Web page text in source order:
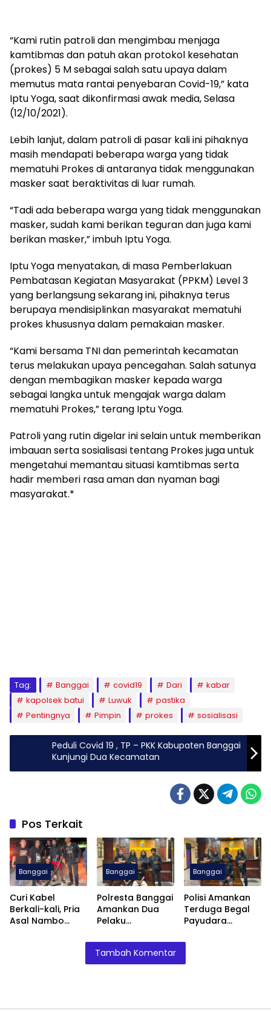
“Kami rutin patroli dan mengimbau menjaga
kamtibmas dan patuh akan protokol kesehatan
(prokes) 5 M sebagai salah satu upaya dalam
memutus mata rantai penyebaran Covid-19,” kata
Iptu Yoga, saat dikonfirmasi awak media, Selasa
(12/10/2021).
Lebih lanjut, dalam patroli di pasar kali ini pihaknya
masih mendapati beberapa warga yang tidak
mematuhi Prokes di antaranya tidak menggunakan
masker saat beraktivitas di luar rumah.
“Tadi ada beberapa warga yang tidak menggunakan
masker, sudah kami berikan teguran dan juga kami
berikan masker,” imbuh Iptu Yoga.
Iptu Yoga menyatakan, di masa Pemberlakuan
Pembatasan Kegiatan Masyarakat (PPKM) Level 3
yang berlangsung sekarang ini, pihaknya terus
berupaya mendisiplinkan masyarakat mematuhi
prokes khususnya dalam pemakaian masker.
“Kami bersama TNI dan pemerintah kecamatan
terus melakukan upaya pencegahan. Salah satunya
dengan membagikan masker kepada warga
sebagai langka untuk mengajak warga dalam
mematuhi Prokes,” terang Iptu Yoga.
Patroli yang rutin digelar ini selain untuk memberikan
imbauan serta sosialisasi tentang Prokes juga untuk
mengetahui memantau situasi kamtibmas serta
hadir memberi rasa aman dan nyaman bagi
masyarakat.*
Tag: Banggai covid19 Dari
kabar
kapolsek batui
Luwuk
pastika
Pentingnya
Pimpin prokes sosialisasi
Peduli Covid 19 , TP – PKK Kabupaten Banggai
Kunjungi Dua Kecamatan
Pos Terkait
Banggai
Curi Kabel
Berkali-kali, Pria
Asal Nambo
Polresta Banggai
Banggai
Polresta Banggai
Amankan Dua
Pelaku
Anak
Banggai
Polisi Amankan
Terduga Begal
Payudara
Remaja Putri di
Tambah Komentar